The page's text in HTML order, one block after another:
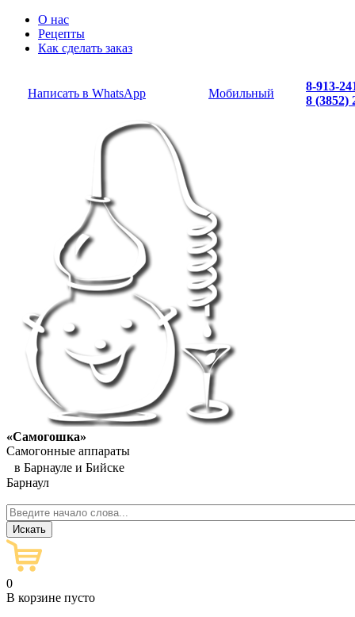
О нас
Рецепты
Как сделать заказ
Написать в WhatsApp Мобильный
8-913-
8 (3852)
«Самогошка»
Самогонные аппараты
в Барнауле и Бийске
Барнаул
0
В корзине пусто